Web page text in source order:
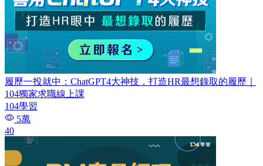
履歷一投就中：ChatGPT4大神技，打造HR最想錄取的履歷｜
104獨家求職線上課
104學習
5萬
40